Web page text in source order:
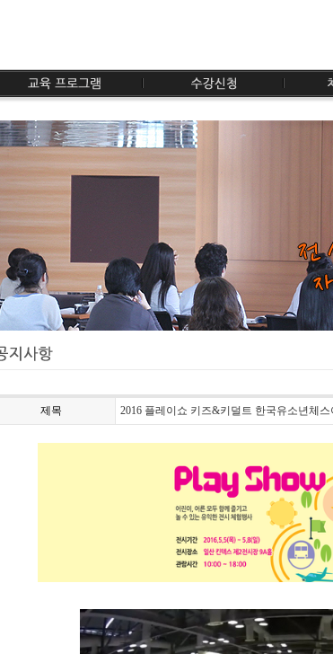
제목 2016 플레이쇼 키즈&키덜트 한국유소년체